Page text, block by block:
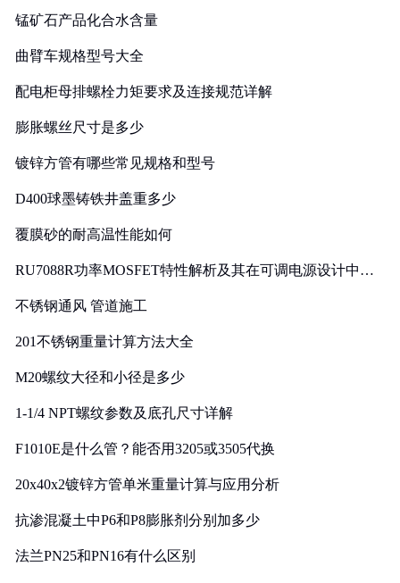
锰矿石产品化合水含量
曲臂车规格型号大全
配电柜母排螺栓力矩要求及连接规范详解
膨胀螺丝尺寸是多少
镀锌方管有哪些常见规格和型号
D400球墨铸铁井盖重多少
覆膜砂的耐高温性能如何
RU7088R功率MOSFET特性解析及其在可调电源设计中的
不锈钢通风 管道施工
201不锈钢重量计算方法大全
M20螺纹大径和小径是多少
1-1/4 NPT螺纹参数及底孔尺寸详解
F1010E是什么管？能否用3205或3505代换
20x40x2镀锌方管单米重量计算与应用分析
抗渗混凝土中P6和P8膨胀剂分别加多少
法兰PN25和PN16有什么区别